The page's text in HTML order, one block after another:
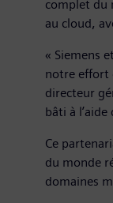
complet du
au cloud,
« Siemens
notre effort
directeur
bâti à
Ce
du monde
domaines